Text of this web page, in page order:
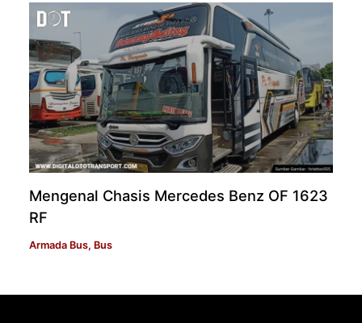
Mengenal Chasis Mercedes Benz OF 1623
RF
Armada Bus, Bus